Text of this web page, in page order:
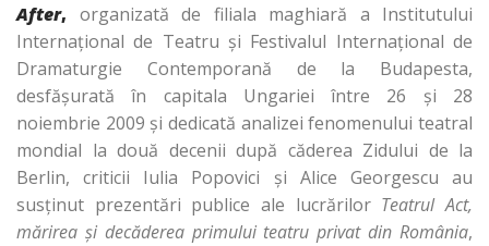
After, organizată de filiala maghiară a Institutului
Internaţional de Teatru şi Festivalul Internaţional de
Dramaturgie Contemporană de la Budapesta,
desfăşurată în capitala Ungariei între 26 şi 28
noiembrie 2009 şi dedicată analizei fenomenului teatral
mondial la două decenii după căderea Zidului de la
Berlin, criticii Iulia Popovici şi Alice Georgescu au
susţinut prezentări publice ale lucrărilor Teatrul Act,
mărirea şi decăderea primului teatru privat din România,